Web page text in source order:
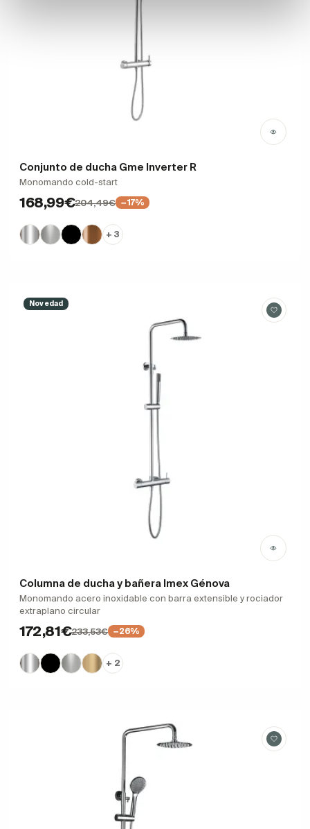
Conjunto de ducha Gme Inverter R
Monomando cold-start
168,99€204,49€ −17%
+ 3
Novedad
Columna de ducha y bañera Imex Génova
Monomando acero inoxidable con barra extensible y rociador
extraplano circular
172,81€233,53€ −26%
+ 2